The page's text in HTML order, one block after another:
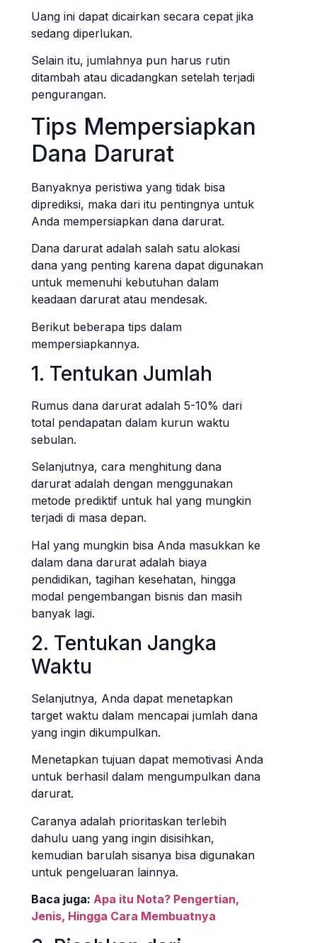
Uang ini dapat dicairkan secara cepat jika
sedang diperlukan.
Selain itu, jumlahnya pun harus rutin
ditambah atau dicadangkan setelah terjadi
pengurangan.
Tips Mempersiapkan
Dana Darurat
Banyaknya peristiwa yang tidak bisa
diprediksi, maka dari itu pentingnya untuk
Anda mempersiapkan dana darurat.
Dana darurat adalah salah satu alokasi
dana yang penting karena dapat digunakan
untuk memenuhi kebutuhan dalam
keadaan darurat atau mendesak.
Berikut beberapa tips dalam
mempersiapkannya.
1. Tentukan Jumlah
Rumus dana darurat adalah 5-10% dari
total pendapatan dalam kurun waktu
sebulan.
Selanjutnya, cara menghitung dana
darurat adalah dengan menggunakan
metode prediktif untuk hal yang mungkin
terjadi di masa depan.
Hal yang mungkin bisa Anda masukkan ke
dalam dana darurat adalah biaya
pendidikan, tagihan kesehatan, hingga
modal pengembangan bisnis dan masih
banyak lagi.
2. Tentukan Jangka
Waktu
Selanjutnya, Anda dapat menetapkan
target waktu dalam mencapai jumlah dana
yang ingin dikumpulkan.
Menetapkan tujuan dapat memotivasi Anda
untuk berhasil dalam mengumpulkan dana
darurat.
Caranya adalah prioritaskan terlebih
dahulu uang yang ingin disisihkan,
kemudian barulah sisanya bisa digunakan
untuk pengeluaran lainnya.
Baca juga: Apa itu Nota? Pengertian,
Jenis, Hingga Cara Membuatnya